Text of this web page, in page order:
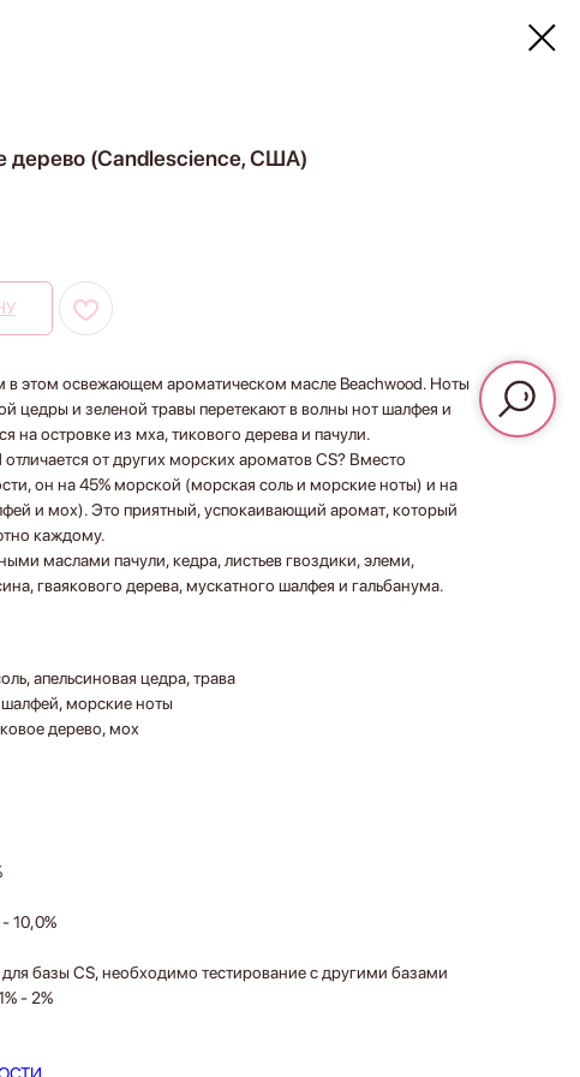
дерево (Candlescience, США)
в этом освежающем ароматическом масле Beachwood. Ноты
цедры и зеленой травы перетекают в волны нот шалфея и
на островке из мха, тикового дерева и пачули.
от других морских ароматов CS? Вместо
он на 45% морской (морская соль и морские ноты) и на
и мох). Это приятный, успокаивающий аромат, который
каждому.
маслами пачули, кедра, листьев гвоздики, элеми,
гваякового дерева, мускатного шалфея и гальбанума.
апельсиновая цедра, трава
морские ноты
дерево, мох
10,0%
базы CS, необходимо тестирование с другими базами
- 2%